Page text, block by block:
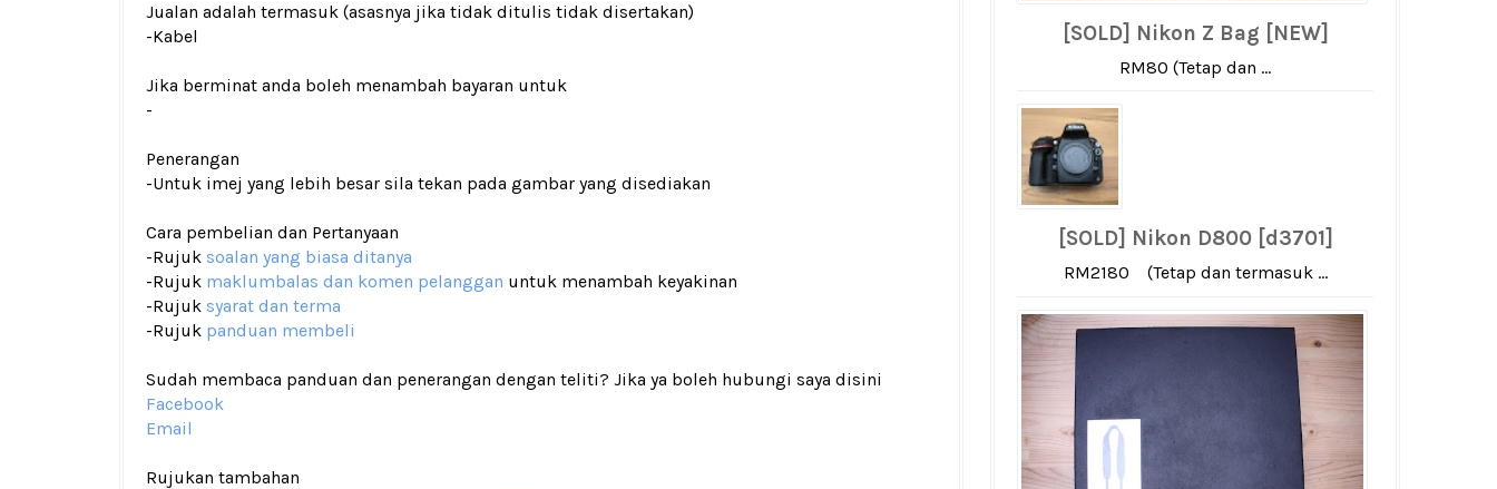
Jualan adalah termasuk (asasnya jika tidak ditulis tidak disertakan)
-Kabel
Jika berminat anda boleh menambah bayaran untuk
-
Penerangan
-Untuk imej yang lebih besar sila tekan pada gambar yang disediakan
Cara pembelian dan Pertanyaan
-Rujuk soalan yang biasa ditanya
-Rujuk maklumbalas dan komen pelanggan untuk menambah keyakinan
-Rujuk syarat dan terma
-Rujuk panduan membeli
Sudah membaca panduan dan penerangan dengan teliti? Jika ya boleh hubungi saya disini
Facebook
Email
Rujukan tambahan
[SOLD] Nikon Z Bag [NEW]
RM80 (Tetap dan ...
[SOLD] Nikon D800 [d3701]
RM2180 (Tetap dan termasuk ...